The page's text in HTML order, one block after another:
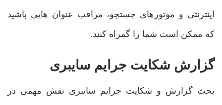
اینترنتی و موتورهای جستجو، مراقب عنوان هایی باشید
که ممکن است شما را گمراه کنند.
گزارش شکایت جرایم سایبری
بحث گزارش و شکایت جرایم سایبری نقش مهمی در